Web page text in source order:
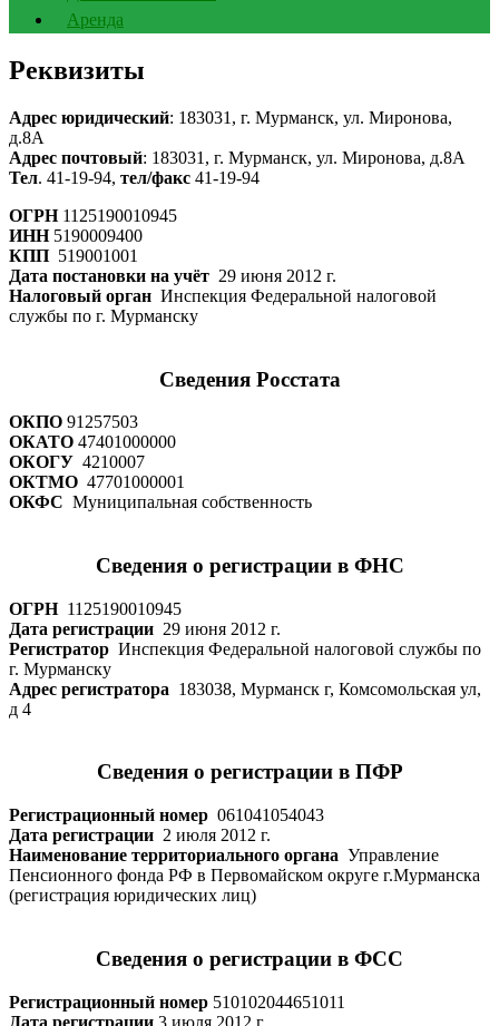
Аренда
Реквизиты
Адрес юридический: 183031, г. Мурманск, ул. Миронова,
д.8А
Адрес почтовый: 183031, г. Мурманск, ул. Миронова, д.8А
Тел. 41-19-94, тел/факс 41-19-94
ОГРН 1125190010945
ИНН 5190009400
КПП 519001001
Дата постановки на учёт 29 июня 2012 г.
Налоговый орган Инспекция Федеральной налоговой
службы по г. Мурманску
Сведения Росстата
ОКПО 91257503
ОКАТО 47401000000
ОКОГУ 4210007
ОКТМО 47701000001
ОКФС Муниципальная собственность
Сведения о регистрации в ФНС
ОГРН 1125190010945
Дата регистрации 29 июня 2012 г.
Регистратор Инспекция Федеральной налоговой службы по
г. Мурманску
Адрес регистратора 183038, Мурманск г, Комсомольская ул,
д 4
Сведения о регистрации в ПФР
Регистрационный номер 061041054043
Дата регистрации 2 июля 2012 г.
Наименование территориального органа Управление
Пенсионного фонда РФ в Первомайском округе г.Мурманска
(регистрация юридических лиц)
Сведения о регистрации в ФСС
Регистрационный номер 510102044651011
Дата регистрации 3 июля 2012 г.